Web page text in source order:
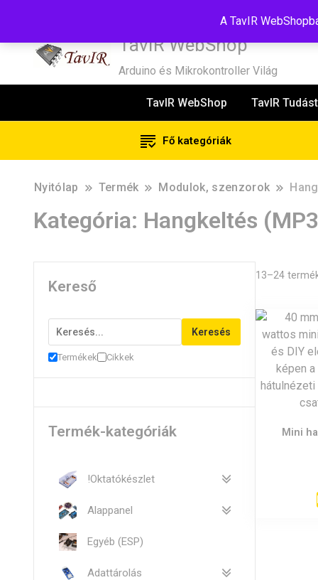
A TavIR
TavIR WebShop
Arduino és Mikrokontroller Világ
TavIR WebShop TavIR
Fő kategóriák
Nyitólap Termék Modulok, szenzorok
Kategória: Hangkeltés
13–24
Mini
Kereső
Keresés
Termékek Cikkek
Termék-kategóriák
!Oktatókészlet
Alappanel
Egyéb (ESP)
Adattárolás